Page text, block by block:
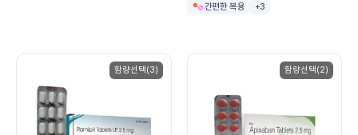
간편한 복용 +3
함량선택(3) 함량선택(2)